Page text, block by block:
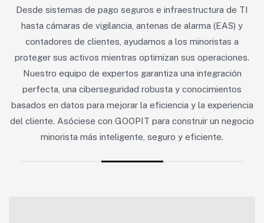
Desde sistemas de pago seguros e infraestructura de TI
hasta cámaras de vigilancia, antenas de alarma (EAS) y
contadores de clientes, ayudamos a los minoristas a
proteger sus activos mientras optimizan sus operaciones.
Nuestro equipo de expertos garantiza una integración
perfecta, una ciberseguridad robusta y conocimientos
basados en datos para mejorar la eficiencia y la experiencia
del cliente. Asóciese con GOOPIT para construir un negocio
minorista más inteligente, seguro y eficiente.